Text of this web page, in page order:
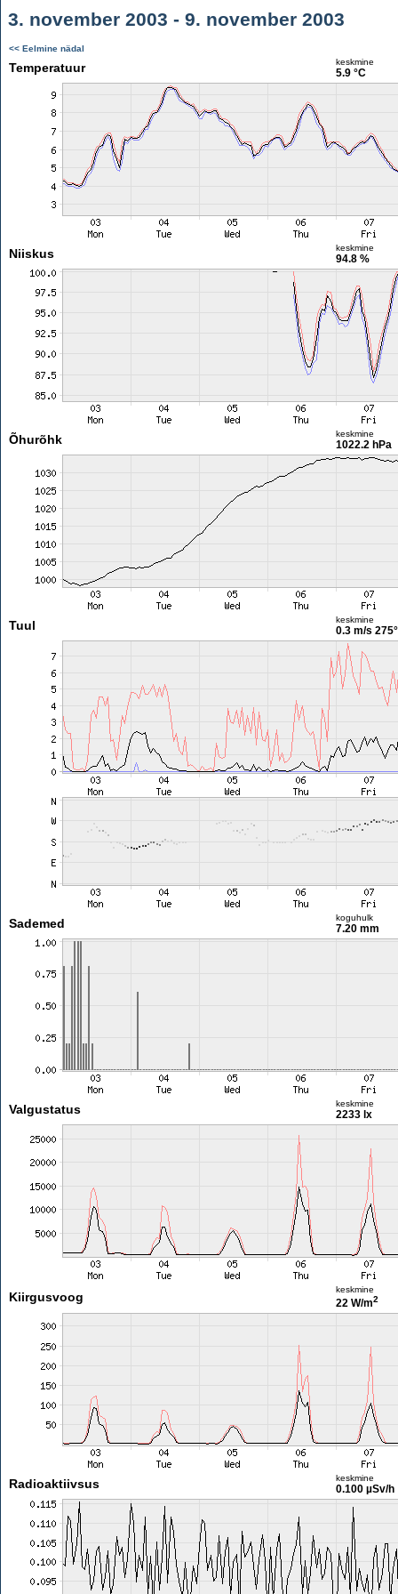
3. november 2003 - 9. november 2003
<< Eelmine nädal
Temperatuur keskmine
5.9 °C
Niiskus keskmine
94.8 %
Õhurõhk keskmine
1022.2 hPa
Tuul keskmine
0.3 m/s 275°
Sademed koguhulk
7.20 mm
Valgustatus keskmine
2233 lx
Kiirgusvoog
keskmine
22 W/m2
Radioaktiivsus keskmine
0.100 µSv/h